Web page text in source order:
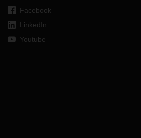
Facebook
LinkedIn
Youtube